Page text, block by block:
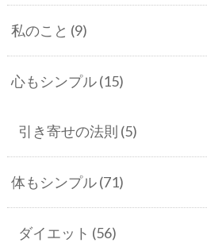
私のこと (9)
心もシンプル(15)
引き寄せの法則 (5)
体もシンプル(71)
ダイエット (56)